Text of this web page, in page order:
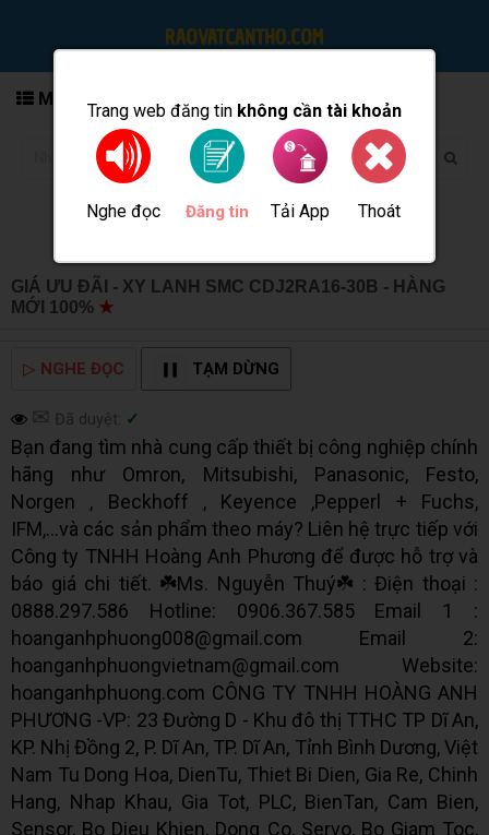
Trang web đăng tin không cần tài khoản
Nghe đọc Đăng tin Tải App Thoát
MENU
GIÁ ƯU ĐÃI - XY LANH SMC CDJ2RA16-30B - HÀNG
MỚI 100% ★
▷ NGHE ĐỌC TẠM DỪNG
✉ Đã duyệt: ✓
Bạn đang tìm nhà cung cấp thiết bị công nghiệp chính
hãng như Omron, Mitsubishi, Panasonic, Festo,
Norgen , Beckhoff , Keyence ,Pepperl + Fuchs,
IFM,...và các sản phẩm theo máy? Liên hệ trực tiếp với
Công ty TNHH Hoàng Anh Phương để được hỗ trợ và
báo giá chi tiết. ☘️Ms. Nguyễn Thuý☘️ : Điện thoại :
0888.297.586 Hotline: 0906.367.585 Email 1 :
hoanganhphuong008@gmail.com Email 2:
hoanganhphuongvietnam@gmail.com Website:
hoanganhphuong.com CÔNG TY TNHH HOÀNG ANH
PHƯƠNG -VP: 23 Đường D - Khu đô thị TTHC TP Dĩ An,
KP. Nhị Đồng 2, P. Dĩ An, TP. Dĩ An, Tỉnh Bình Dương, Việt
Nam Tu Dong Hoa, DienTu, Thiet Bi Dien, Gia Re, Chinh
Hang, Nhap Khau, Gia Tot, PLC, BienTan, Cam Bien,
Sensor, Bo Dieu Khien, Dong Co, Servo, Bo Giam Toc,